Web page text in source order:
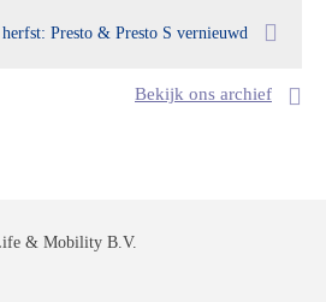
Presto & Presto S vernieuwd
Bekijk ons archief